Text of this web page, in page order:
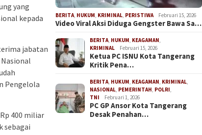
yang
kepada
jabatan
Pengelola
400 miliar
sebagai
BERITA HUKUM KRIMINAL PERISTIWA Februari 15, 2026
Video Viral Aksi Diduga Gengster Bawa Sa…
BERITA HUKUM KEAGAMAN
KRIMINAL
Februari 15, 2026
Ketua PC ISNU Kota Tangerang
Kritik Pena…
BERITA HUKUM KEAGAMAN KRIMINAL
NASIONAL PEMERINTAH POLRI
TNI
Februari 1, 2026
PC GP Ansor Kota Tangerang
Desak Penahan…